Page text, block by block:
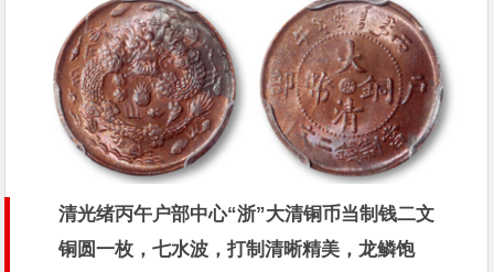
清光绪丙午户部中心“浙”大清铜币当制钱二文
铜圆一枚，七水波，打制清晰精美，龙鳞饱